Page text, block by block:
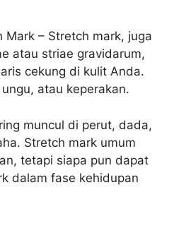
Mark – Stretch mark, juga
atau striae gravidarum,
cekung di kulit Anda.
atau keperakan.
muncul di perut, dada,
Stretch mark umum
tetapi siapa pun dapat
dalam fase kehidupan